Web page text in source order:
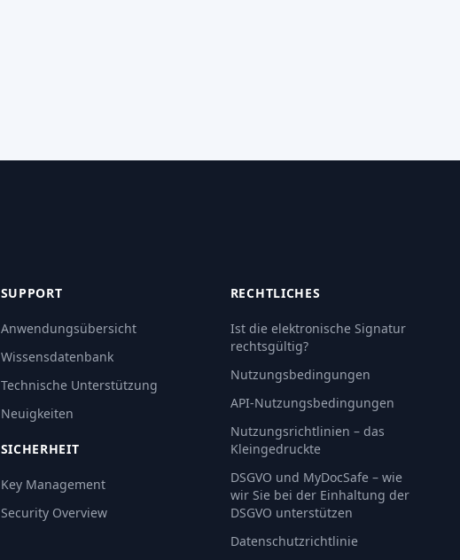
SUPPORT
Anwendungsübersicht
Wissensdatenbank
Technische Unterstützung
Neuigkeiten
SICHERHEIT
Key Management
Security Overview
RECHTLICHES
Ist die elektronische Signatur
rechtsgültig?
Nutzungsbedingungen
API-Nutzungsbedingungen
Nutzungsrichtlinien – das
Kleingedruckte
DSGVO und MyDocSafe – wie
wir Sie bei der Einhaltung der
DSGVO unterstützen
Datenschutzrichtlinie